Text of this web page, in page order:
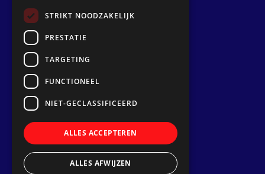
Projects
Follow us
STRIKT NOODZAKELIJK
PRESTATIE
TARGETING
FUNCTIONEEL
NIET-GECLASSIFICEERD
ALLES ACCEPTEREN
ALLES AFWIJZEN